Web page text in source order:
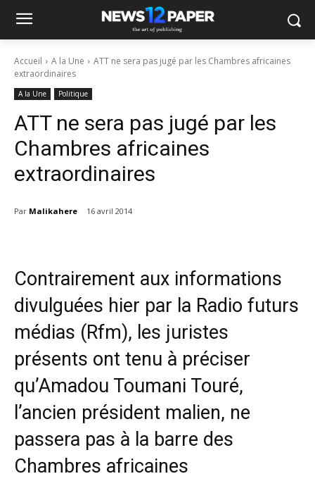
Accueil A la Une
ATT ne sera pas jugé par les Chambres africaines
extraordinaires
A la Une Politique
ATT ne sera pas jugé par les
Chambres africaines
extraordinaires
Par Malikahere 16 avril 2014
Contrairement aux informations
divulguées hier par la Radio futurs
médias (Rfm), les juristes
présents ont tenu à préciser
qu’Amadou Toumani Touré,
l’ancien président malien, ne
passera pas à la barre des
Chambres africaines